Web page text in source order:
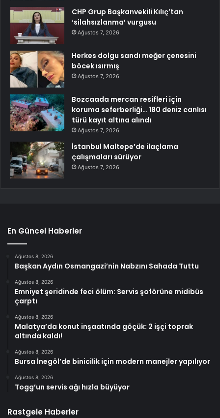
CHP Grup Başkanvekili Kılıç’tan
‘silahsızlanma’ vurgusu
Ağustos 7, 2026
Herkes dolgu sandı meğer çenesini
böcek ısırmış
Ağustos 7, 2026
Bozcaada mercan resifleri için
koruma seferberliği… 180 deniz canlısı
türü kayıt altına alındı
Ağustos 7, 2026
İstanbul Maltepe’de ilaçlama
çalışmaları sürüyor
Ağustos 7, 2026
En Güncel Haberler
Ağustos 8, 2026
Başkan Aydın Osmangazi’nin Nabzını Sahada Tuttu
Ağustos 8, 2026
Emniyet şeridinde feci ölüm: Servis şoförüne midibüs
çarptı
Ağustos 8, 2026
Malatya’da konut inşaatında göçük: 2 işçi toprak
altında kaldı!
Ağustos 8, 2026
Bursa İnegöl’de binicilik için modern manejler yapılıyor
Ağustos 8, 2026
Togg’un servis ağı hızla büyüyor
Rastgele Haberler